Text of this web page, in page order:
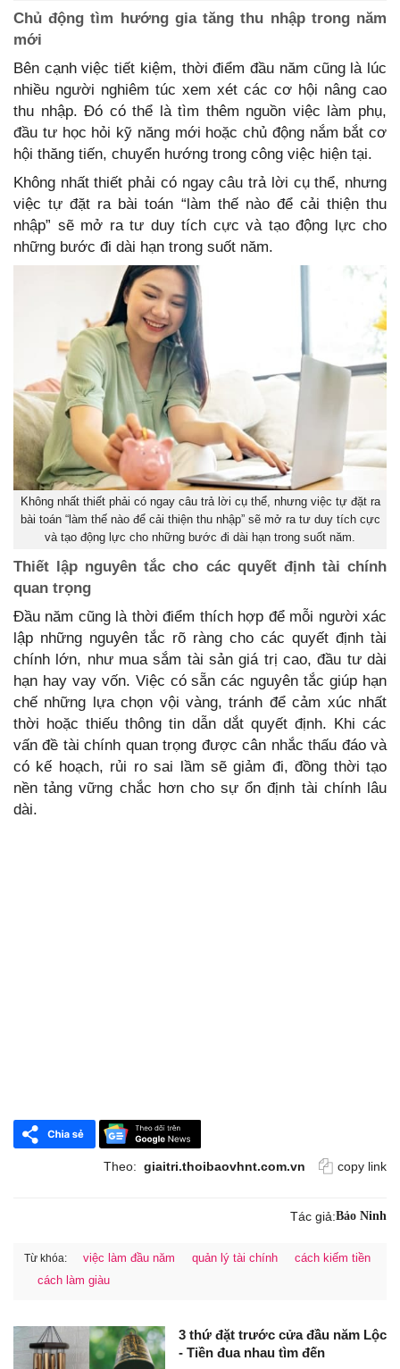
Chủ động tìm hướng gia tăng thu nhập trong năm
mới
Bên cạnh việc tiết kiệm, thời điểm đầu năm cũng là lúc
nhiều người nghiêm túc xem xét các cơ hội nâng cao
thu nhập. Đó có thể là tìm thêm nguồn việc làm phụ,
đầu tư học hỏi kỹ năng mới hoặc chủ động nắm bắt cơ
hội thăng tiến, chuyển hướng trong công việc hiện tại.
Không nhất thiết phải có ngay câu trả lời cụ thể, nhưng
việc tự đặt ra bài toán “làm thế nào để cải thiện thu
nhập” sẽ mở ra tư duy tích cực và tạo động lực cho
những bước đi dài hạn trong suốt năm.
Không nhất thiết phải có ngay câu trả lời cụ thể, nhưng việc tự đặt ra
bài toán “làm thế nào để cải thiện thu nhập” sẽ mở ra tư duy tích cực
và tạo động lực cho những bước đi dài hạn trong suốt năm.
Thiết lập nguyên tắc cho các quyết định tài chính
quan trọng
Đầu năm cũng là thời điểm thích hợp để mỗi người xác
lập những nguyên tắc rõ ràng cho các quyết định tài
chính lớn, như mua sắm tài sản giá trị cao, đầu tư dài
hạn hay vay vốn. Việc có sẵn các nguyên tắc giúp hạn
chế những lựa chọn vội vàng, tránh để cảm xúc nhất
thời hoặc thiếu thông tin dẫn dắt quyết định. Khi các
vấn đề tài chính quan trọng được cân nhắc thấu đáo và
có kế hoạch, rủi ro sai lầm sẽ giảm đi, đồng thời tạo
nền tảng vững chắc hơn cho sự ổn định tài chính lâu
dài.
Theo: giaitri.thoibaovhnt.com.vn copy link
Tác giả:Bảo Ninh
Từ khóa: việc làm đầu năm quản lý tài chính
cách kiếm tiền
cách làm giàu
3 thứ đặt trước cửa đầu năm Lộc
- Tiền đua nhau tìm đến